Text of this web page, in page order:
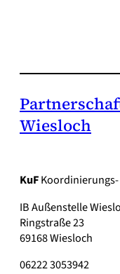
Wiesloch
KuF
IB Außenstelle
Ringstraße 23
69168 Wiesloch
06222 3053942